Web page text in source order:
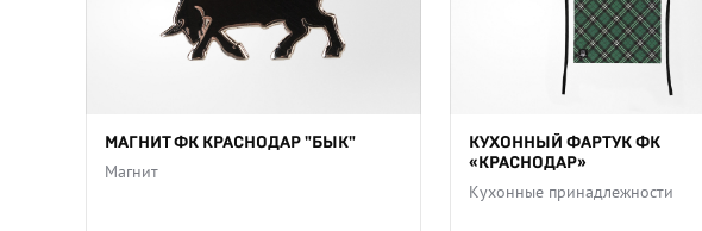
МАГНИТ ФК КРАСНОДАР "БЫК"
Магнит
КУХОННЫЙ ФАРТУК ФК
«КРАСНОДАР»
Кухонные принадлежности